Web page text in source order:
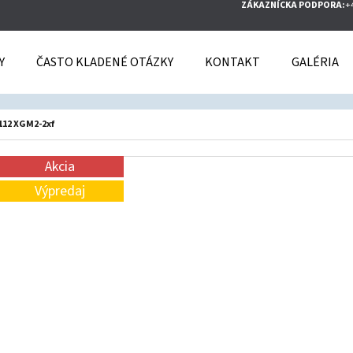
ZÁKAZNÍCKA PODPORA:
ČASTO KLADENÉ OTÁZKY KONTAKT GALÉRIA
XGM2-2xf
Akcia
Výpredaj
POTREBUJETE NÁJSŤ?
HĽADAŤ